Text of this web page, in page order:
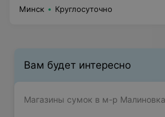
Минск Круглосуточно
Вам будет интересно
Магазины сумок в м-р